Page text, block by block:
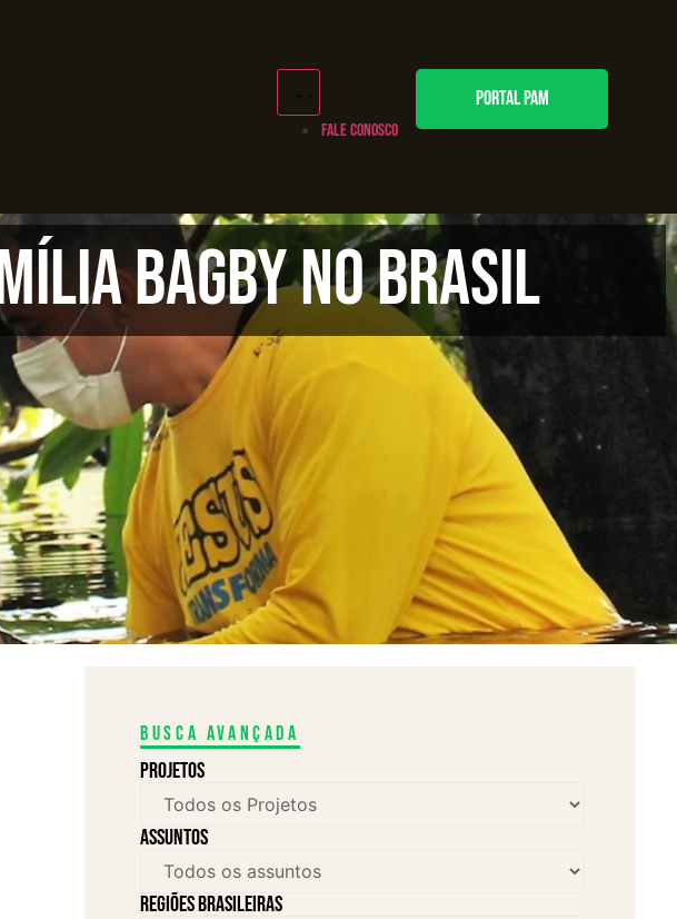
FALE CONOSCO
PORTAL PAM
Bagby no Brasil
Busca avançada
Projetos
assuntos
Regiões brasileiras